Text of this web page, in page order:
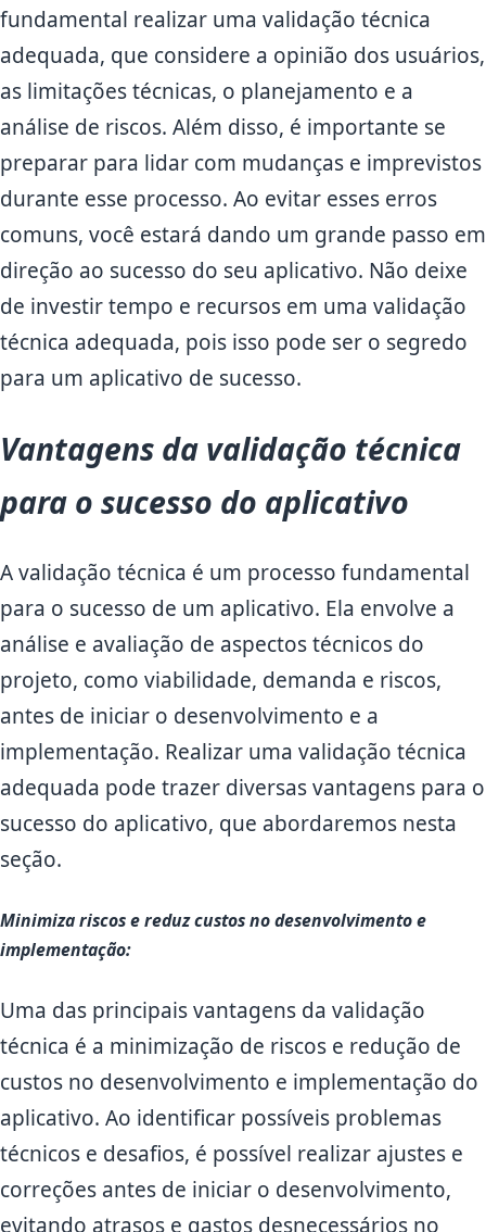
fundamental realizar uma validação técnica
adequada, que considere a opinião dos usuários,
as limitações técnicas, o planejamento e a
análise de riscos. Além disso, é importante se
preparar para lidar com mudanças e imprevistos
durante esse processo. Ao evitar esses erros
comuns, você estará dando um grande passo em
direção ao sucesso do seu aplicativo. Não deixe
de investir tempo e recursos em uma validação
técnica adequada, pois isso pode ser o segredo
para um aplicativo de sucesso.
Vantagens da validação técnica
para o sucesso do aplicativo
A validação técnica é um processo fundamental
para o sucesso de um aplicativo. Ela envolve a
análise e avaliação de aspectos técnicos do
projeto, como viabilidade, demanda e riscos,
antes de iniciar o desenvolvimento e a
implementação. Realizar uma validação técnica
adequada pode trazer diversas vantagens para o
sucesso do aplicativo, que abordaremos nesta
seção.
Minimiza riscos e reduz custos no desenvolvimento e
implementação:
Uma das principais vantagens da validação
técnica é a minimização de riscos e redução de
custos no desenvolvimento e implementação do
aplicativo. Ao identificar possíveis problemas
técnicos e desafios, é possível realizar ajustes e
correções antes de iniciar o desenvolvimento,
evitando atrasos e gastos desnecessários no